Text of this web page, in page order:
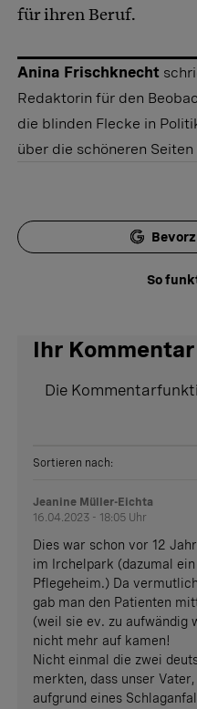
für ihren Beruf.
Anina Frischknecht
Redaktorin für den
die blinden Flecke in
über die schöneren Seiten
So
Ihr Kommentar
Die
Sortieren nach:
Jeanine Müller-Eichta
16.04.2023 - 18:05 Uhr
Dies war schon vor 12
im Irchelpark (dazumal
Pflegeheim.) Da
gab man den Patienten
(weil sie ev. zu aufwändig
nicht mehr auf kamen!
Nicht einmal die zwei
merkten, dass unser
aufgrund eines